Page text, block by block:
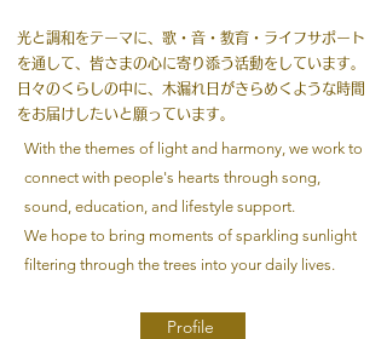
光と調和をテーマに、歌・音・教育・ライフサポート
を通して、皆さまの心に寄り添う活動をしています。
日々のくらしの中に、木漏れ日がきらめくような時間
をお届けしたいと願っています。
With the themes of light and harmony, we work to
connect with people's hearts through song,
sound, education, and lifestyle support.
We hope to bring moments of sparkling sunlight
filtering through the trees into your daily lives.
Profile